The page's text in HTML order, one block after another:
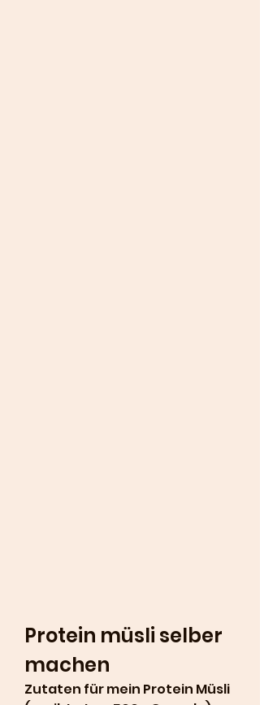
Protein müsli selber
machen
Zutaten für mein Protein Müsli